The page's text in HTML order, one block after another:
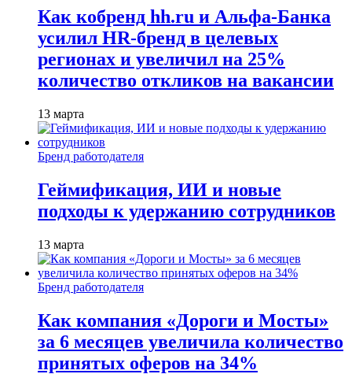
Как кобренд hh.ru и Альфа-Банка
усилил HR-бренд в целевых
регионах и увеличил на 25%
количество откликов на вакансии
13 марта
Бренд работодателя
Геймификация, ИИ и новые
подходы к удержанию сотрудников
13 марта
Бренд работодателя
Как компания «Дороги и Мосты»
за 6 месяцев увеличила количество
принятых оферов на 34%